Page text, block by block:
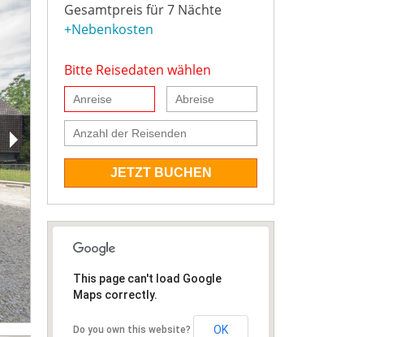
Gesamtpreis für 7 Nächte
+Nebenkosten
Bitte Reisedaten wählen
JETZT BUCHEN
This page can't load Google
Maps correctly.
Do you own this website? OK